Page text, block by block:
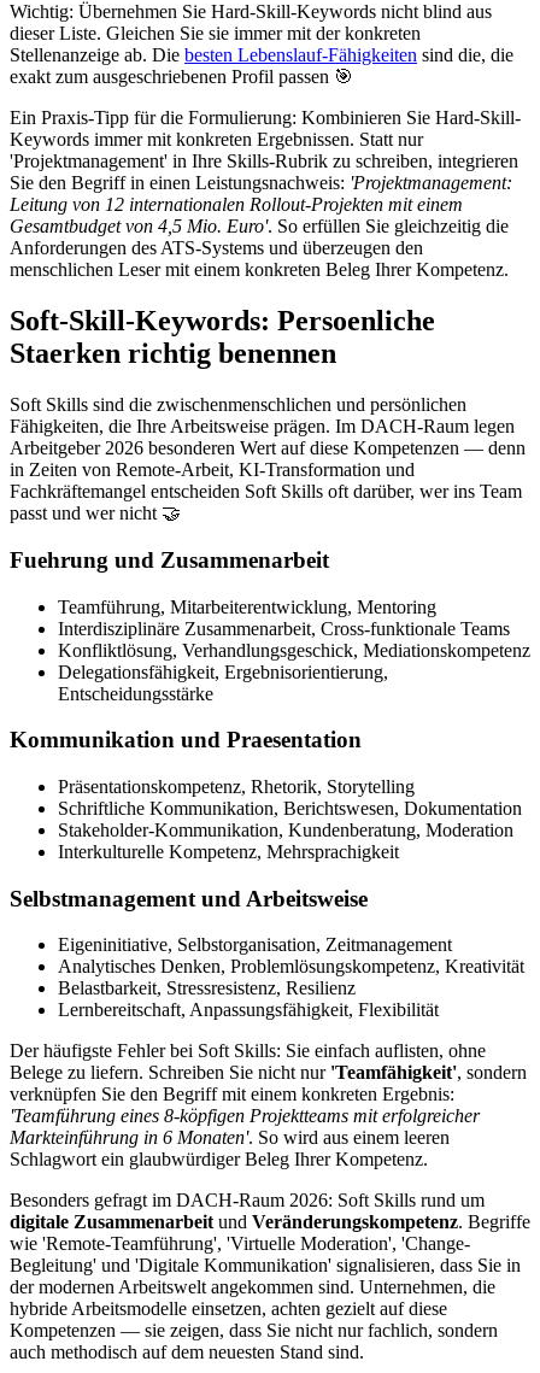
Wichtig: Übernehmen Sie Hard-Skill-Keywords nicht blind aus
dieser Liste. Gleichen Sie sie immer mit der konkreten
Stellenanzeige ab. Die besten Lebenslauf-Fähigkeiten sind die, die
exakt zum ausgeschriebenen Profil passen 🎯
Ein Praxis-Tipp für die Formulierung: Kombinieren Sie Hard-Skill-
Keywords immer mit konkreten Ergebnissen. Statt nur
'Projektmanagement' in Ihre Skills-Rubrik zu schreiben, integrieren
Sie den Begriff in einen Leistungsnachweis: 'Projektmanagement:
Leitung von 12 internationalen Rollout-Projekten mit einem
Gesamtbudget von 4,5 Mio. Euro'. So erfüllen Sie gleichzeitig die
Anforderungen des ATS-Systems und überzeugen den
menschlichen Leser mit einem konkreten Beleg Ihrer Kompetenz.
Soft-Skill-Keywords: Persoenliche
Staerken richtig benennen
Soft Skills sind die zwischenmenschlichen und persönlichen
Fähigkeiten, die Ihre Arbeitsweise prägen. Im DACH-Raum legen
Arbeitgeber 2026 besonderen Wert auf diese Kompetenzen — denn
in Zeiten von Remote-Arbeit, KI-Transformation und
Fachkräftemangel entscheiden Soft Skills oft darüber, wer ins Team
passt und wer nicht 🤝
Fuehrung und Zusammenarbeit
Teamführung, Mitarbeiterentwicklung, Mentoring
Interdisziplinäre Zusammenarbeit, Cross-funktionale Teams
Konfliktlösung, Verhandlungsgeschick, Mediationskompetenz
Delegationsfähigkeit, Ergebnisorientierung,
Entscheidungsstärke
Kommunikation und Praesentation
Präsentationskompetenz, Rhetorik, Storytelling
Schriftliche Kommunikation, Berichtswesen, Dokumentation
Stakeholder-Kommunikation, Kundenberatung, Moderation
Interkulturelle Kompetenz, Mehrsprachigkeit
Selbstmanagement und Arbeitsweise
Eigeninitiative, Selbstorganisation, Zeitmanagement
Analytisches Denken, Problemlösungskompetenz, Kreativität
Belastbarkeit, Stressresistenz, Resilienz
Lernbereitschaft, Anpassungsfähigkeit, Flexibilität
Der häufigste Fehler bei Soft Skills: Sie einfach auflisten, ohne
Belege zu liefern. Schreiben Sie nicht nur 'Teamfähigkeit', sondern
verknüpfen Sie den Begriff mit einem konkreten Ergebnis:
'Teamführung eines 8-köpfigen Projektteams mit erfolgreicher
Markteinführung in 6 Monaten'. So wird aus einem leeren
Schlagwort ein glaubwürdiger Beleg Ihrer Kompetenz.
Besonders gefragt im DACH-Raum 2026: Soft Skills rund um
digitale Zusammenarbeit und Veränderungskompetenz. Begriffe
wie 'Remote-Teamführung', 'Virtuelle Moderation', 'Change-
Begleitung' und 'Digitale Kommunikation' signalisieren, dass Sie in
der modernen Arbeitswelt angekommen sind. Unternehmen, die
hybride Arbeitsmodelle einsetzen, achten gezielt auf diese
Kompetenzen — sie zeigen, dass Sie nicht nur fachlich, sondern
auch methodisch auf dem neuesten Stand sind.